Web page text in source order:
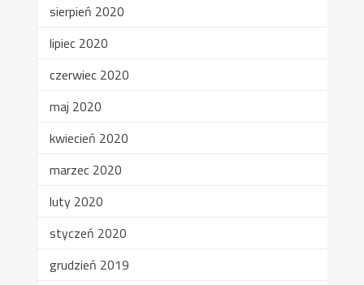
sierpień 2020
lipiec 2020
czerwiec 2020
maj 2020
kwiecień 2020
marzec 2020
luty 2020
styczeń 2020
grudzień 2019